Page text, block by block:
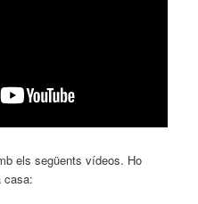
els següents vídeos. Ho
casa: